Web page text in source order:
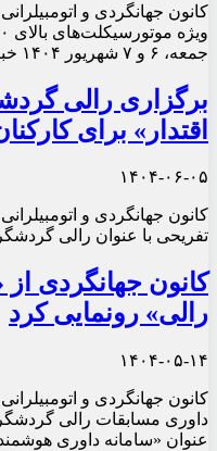
کانون جهانگردی و
جمعه، ۶ و ۷ شهریور ۱۴۰۴ خبر داد.
برگزاری رالی
اقتدار» برای
۱۴۰۴-۰۶-۰۵
کانون جهانگردی و
تفریحی با عنوان رالی
کانون جهانگردی
رالی» رونمایی کرد
۱۴۰۴-۰۵-۱۴
کانون جهانگردی و
داوری مسابقات رالی
عنوان «سامانه داوری